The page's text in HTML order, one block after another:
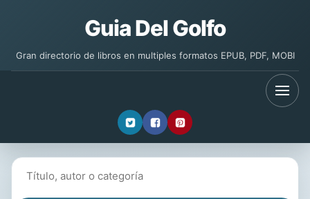
Guia Del Golfo
Gran directorio de libros en multiples formatos EPUB, PDF, MOBI